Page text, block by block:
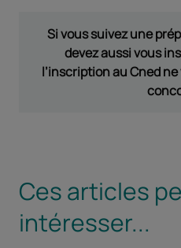
Si vous suivez une
devez aussi vous
l’inscription au Cned
Ces articles
intéresser...